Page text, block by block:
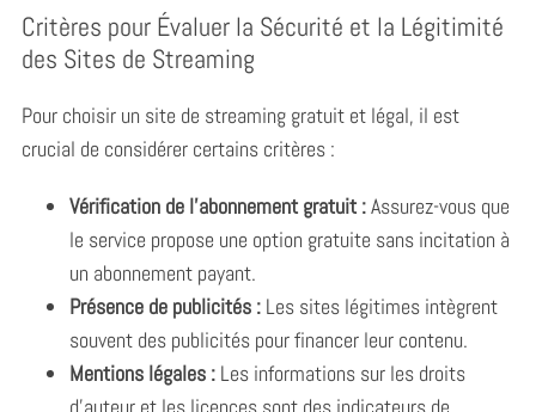
Critères pour Évaluer la Sécurité et la Légitimité
des Sites de Streaming
Pour choisir un site de streaming gratuit et légal, il est
crucial de considérer certains critères :
Vérification de l’abonnement gratuit :Assurez-vous que
le service propose une option gratuite sans incitation à
un abonnement payant.
Présence de publicités :Les sites légitimes intègrent
souvent des publicités pour financer leur contenu.
Mentions légales :Les informations sur les droits
d’auteur et les licences sont des indicateurs de